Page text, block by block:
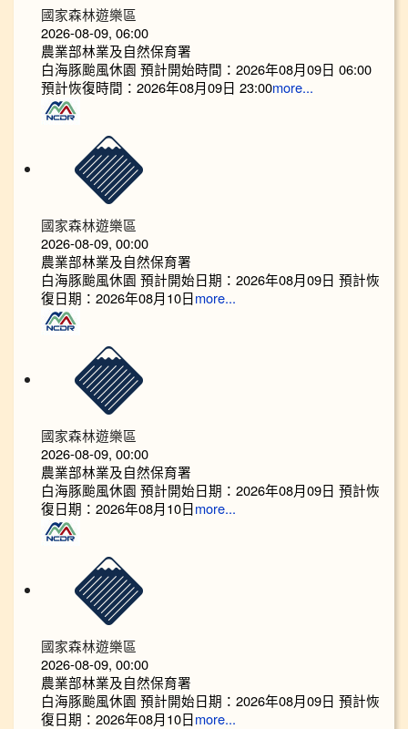
國家森林遊樂區
2026-08-09, 06:00
農業部林業及自然保育署
白海豚颱風休園 預計開始時間：2026年08月09日 06:00
預計恢復時間：2026年08月09日 23:00more...
國家森林遊樂區
2026-08-09, 00:00
農業部林業及自然保育署
白海豚颱風休園 預計開始日期：2026年08月09日 預計恢
復日期：2026年08月10日 more...
國家森林遊樂區
2026-08-09, 00:00
農業部林業及自然保育署
白海豚颱風休園 預計開始日期：2026年08月09日 預計恢
復日期：2026年08月10日 more...
國家森林遊樂區
2026-08-09, 00:00
農業部林業及自然保育署
白海豚颱風休園 預計開始日期：2026年08月09日 預計恢
復日期：2026年08月10日 more...